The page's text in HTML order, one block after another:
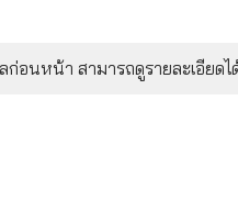
อนหน้า สามารถดูรายละเอียดไ